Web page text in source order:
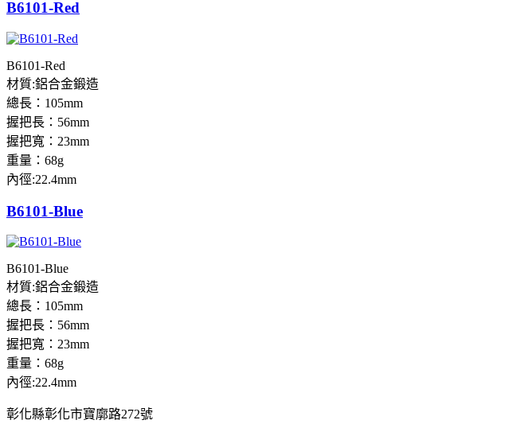
B6101-Red
B6101-Red
材質:鋁合金鍛造
總長：105mm
握把長：56mm
握把寬：23mm
重量：68g
內徑:22.4mm
B6101-Blue
B6101-Blue
材質:鋁合金鍛造
總長：105mm
握把長：56mm
握把寬：23mm
重量：68g
內徑:22.4mm
彰化縣彰化市寶廓路272號